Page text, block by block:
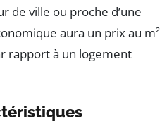
ville ou proche d’une
aura un prix au m²
rapport à un logement